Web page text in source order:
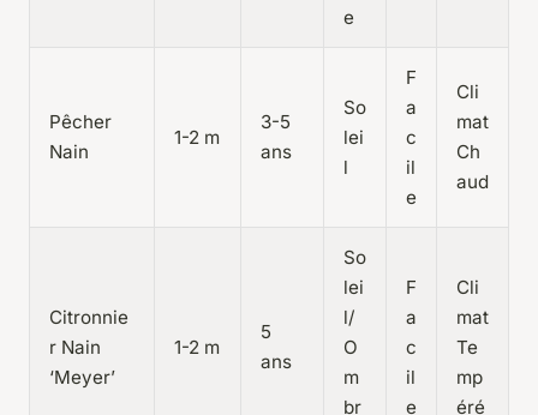
e
Pêcher
Nain
1-2 m
3-5
ans
So
lei
l
F
a
c
il
e
Cli
mat
Ch
aud
Citronnie
r Nain
‘Meyer’
1-2 m
5
ans
So
lei
l/
O
m
br
F
a
c
il
e
Cli
mat
Te
mp
éré